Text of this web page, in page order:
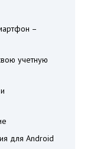
–
учетную
для Android